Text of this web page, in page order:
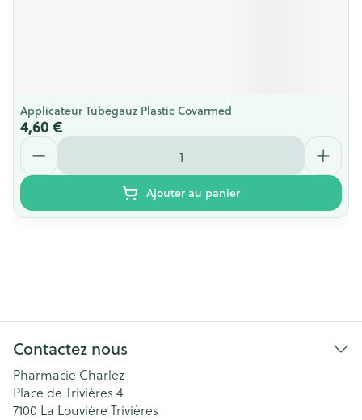
Applicateur Tubegauz Plastic Covarmed
4,60 €
Quantité
Ajouter au panier
Contactez nous
Pharmacie Charlez
Place de Trivières 4
7100 La Louvière Trivières